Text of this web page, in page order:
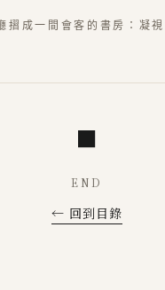
摺成一間會客的書房：凝
END
← 回到目錄